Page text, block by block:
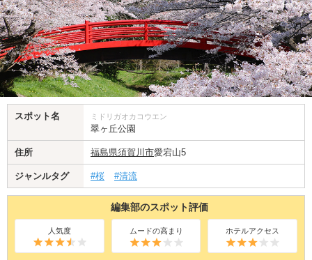
スポット名 ミドリガオカコウエン
翠ヶ丘公園
住所 福島県須賀川市愛宕山5
ジャンルタグ #桜 #清流
編集部のスポット評価
人気度 ムードの高まり ホテルアクセス